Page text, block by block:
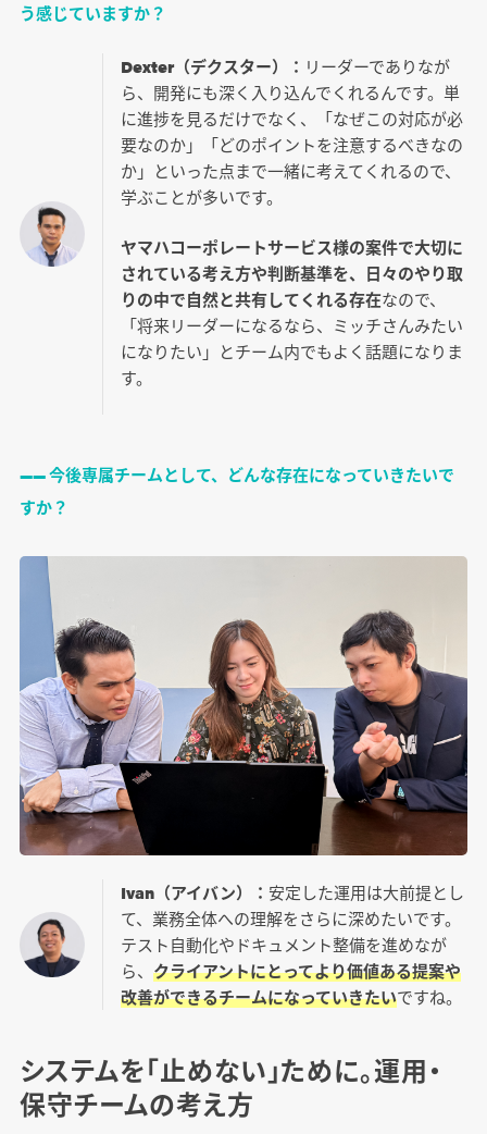
う感じていますか？
Dexter（デクスター）： リーダーでありなが
ら、開発にも深く入り込んでくれるんです。単
に進捗を見るだけでなく、「なぜこの対応が必
要なのか」「どのポイントを注意するべきなの
か」といった点まで一緒に考えてくれるので、
学ぶことが多いです。
ヤマハコーポレートサービス様の案件で大切に
されている考え方や判断基準を、日々のやり取
りの中で自然と共有してくれる存在なので、
「将来リーダーになるなら、ミッチさんみたい
になりたい」とチーム内でもよく話題になりま
す。
―― 今後専属チームとして、どんな存在になっていきたいで
すか？
Ivan（アイバン）： 安定した運用は大前提とし
て、業務全体への理解をさらに深めたいです。
テスト自動化やドキュメント整備を進めなが
ら、 クライアントにとってより価値ある提案や
改善ができるチームになっていきたいですね。
システムを「止めない」ために。運用・
保守チームの考え方